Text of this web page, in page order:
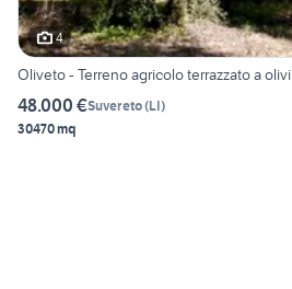
4
Oliveto - Terreno agricolo terrazzato a olivi
48.000 €Suvereto(LI)
30470 mq